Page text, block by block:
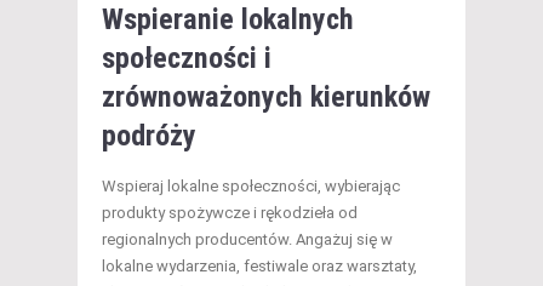
Wspieranie lokalnych
społeczności i
zrównoważonych kierunków
podróży
Wspieraj lokalne społeczności, wybierając
produkty spożywcze i rękodzieła od
regionalnych producentów. Angażuj się w
lokalne wydarzenia, festiwale oraz warsztaty,